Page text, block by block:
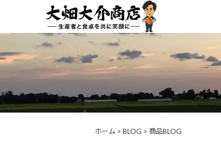
ホーム > BLOG > 商品BLOG